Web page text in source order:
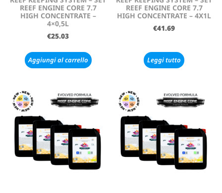
REEF ENGINE CORE 7.7
HIGH CONCENTRATE –
4×0,5L
€25.03
Aggiungi al carrello
REEF ENGINE CORE 7.7
HIGH CONCENTRATE – 4X1L
€41.69
Leggi tutto